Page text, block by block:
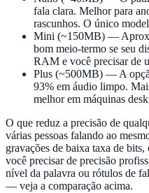
fala clara. Melhor para
rascunhos. O único
Mini (~150MB) —
bom meio-termo se seu
RAM e você precisar de
Plus (~500MB) — A
93% em áudio limpo.
melhor em máquinas
O que reduz a precisão de
várias pessoas falando ao
gravações de baixa taxa de
você precisar de precisão
nível da palavra ou rótulos de
— veja a comparação acima.